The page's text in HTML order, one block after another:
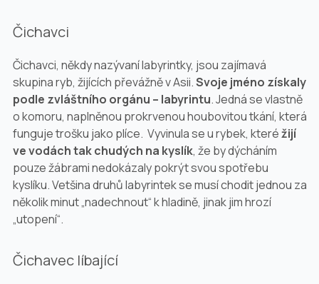
Čichavci
Čichavci, někdy nazývaní labyrintky, jsou zajímavá
skupina ryb, žijících převážně v Asii.Svoje jméno získaly
podle zvláštního orgánu – labyrintu. Jedná se vlastně
o komoru, naplněnou prokrvenou houbovitou tkání, která
funguje trošku jako plíce. Vyvinula se u rybek, kteréžijí
ve vodách tak chudých na kyslík, že by dýcháním
pouze žábrami nedokázaly pokrýt svou spotřebu
kyslíku. Vetšina druhů labyrintek se musí chodit jednou za
několik minut „nadechnout“ k hladině, jinak jim hrozí
„utopení“.
Čichavec líbající